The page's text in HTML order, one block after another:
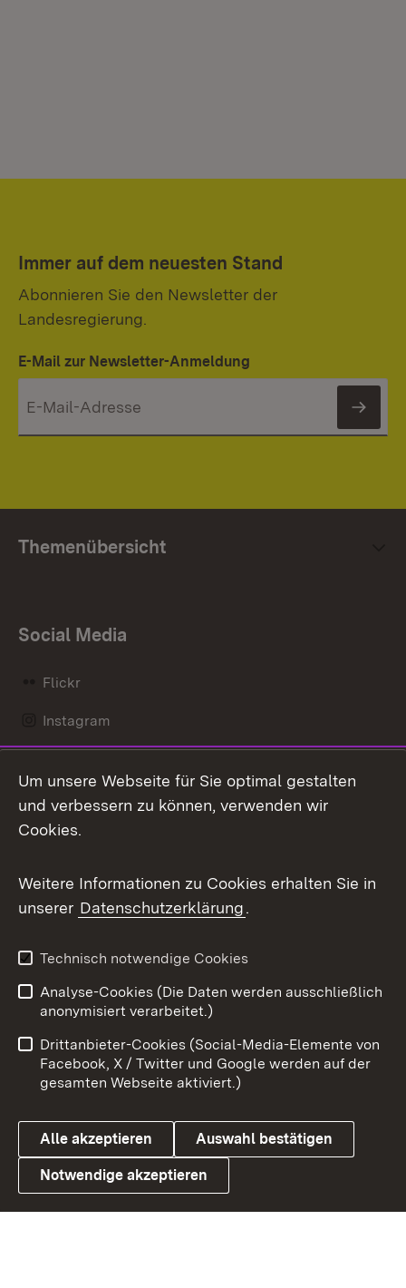
Immer auf dem neuesten Stand
Abonnieren Sie den Newsletter der
Landesregierung.
E-Mail zur Newsletter-Anmeldung
Themenübersicht
Social Media
Flickr
Instagram
Mastodon
Messenger
Social Wall
X / Twitter
Youtube
Link zum Landesportal
Benutzungshinweise
Barrierefreiheit
Datenschutz
Cookies
Um unsere Webseite für Sie optimal gestalten
und verbessern zu können, verwenden wir
Cookies.
Weitere Informationen zu Cookies erhalten Sie in
unserer Datenschutzerklärung.
Technisch notwendige Cookies
Analyse-Cookies (Die Daten werden ausschließlich
anonymisiert verarbeitet.)
Drittanbieter-Cookies (Social-Media-Elemente von
Facebook, X / Twitter und Google werden auf der
gesamten Webseite aktiviert.)
Alle akzeptieren Auswahl bestätigen
Notwendige akzeptieren